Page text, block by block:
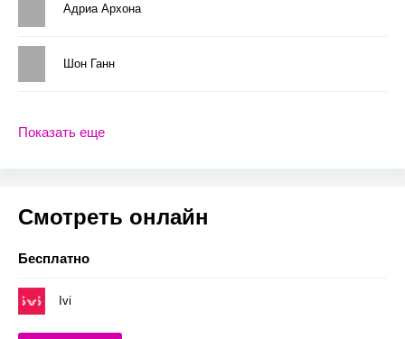
Адриа Архона
Шон Ганн
Показать еще
Смотреть онлайн
Бесплатно
Ivi